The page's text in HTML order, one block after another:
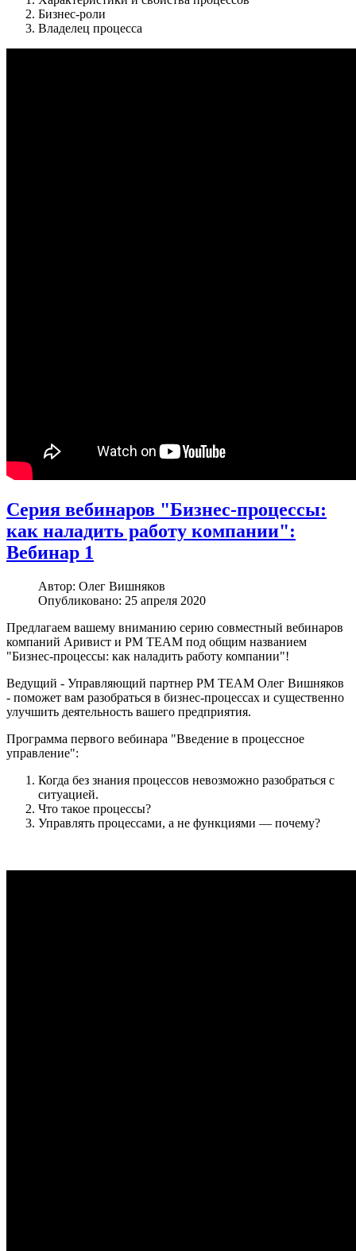
Бизнес-роли
Владелец процесса
Серия вебинаров "Бизнес-процессы:
как наладить работу компании":
Вебинар 1
Автор: Олег Вишняков
Опубликовано: 25 апреля 2020
Предлагаем вашему вниманию серию совместный вебинаров
компаний Аривист и РМ ТЕАМ под общим названием
"Бизнес-процессы: как наладить работу компании"!
Ведущий - Управляющий партнер PM TEAM Олег Вишняков
- поможет вам разобраться в бизнес-процессах и существенно
улучшить деятельность вашего предприятия.
Программа первого вебинара "Введение в процессное
управление":
Когда без знания процессов невозможно разобраться с
ситуацией.
Что такое процессы?
Управлять процессами, а не функциями — почему?